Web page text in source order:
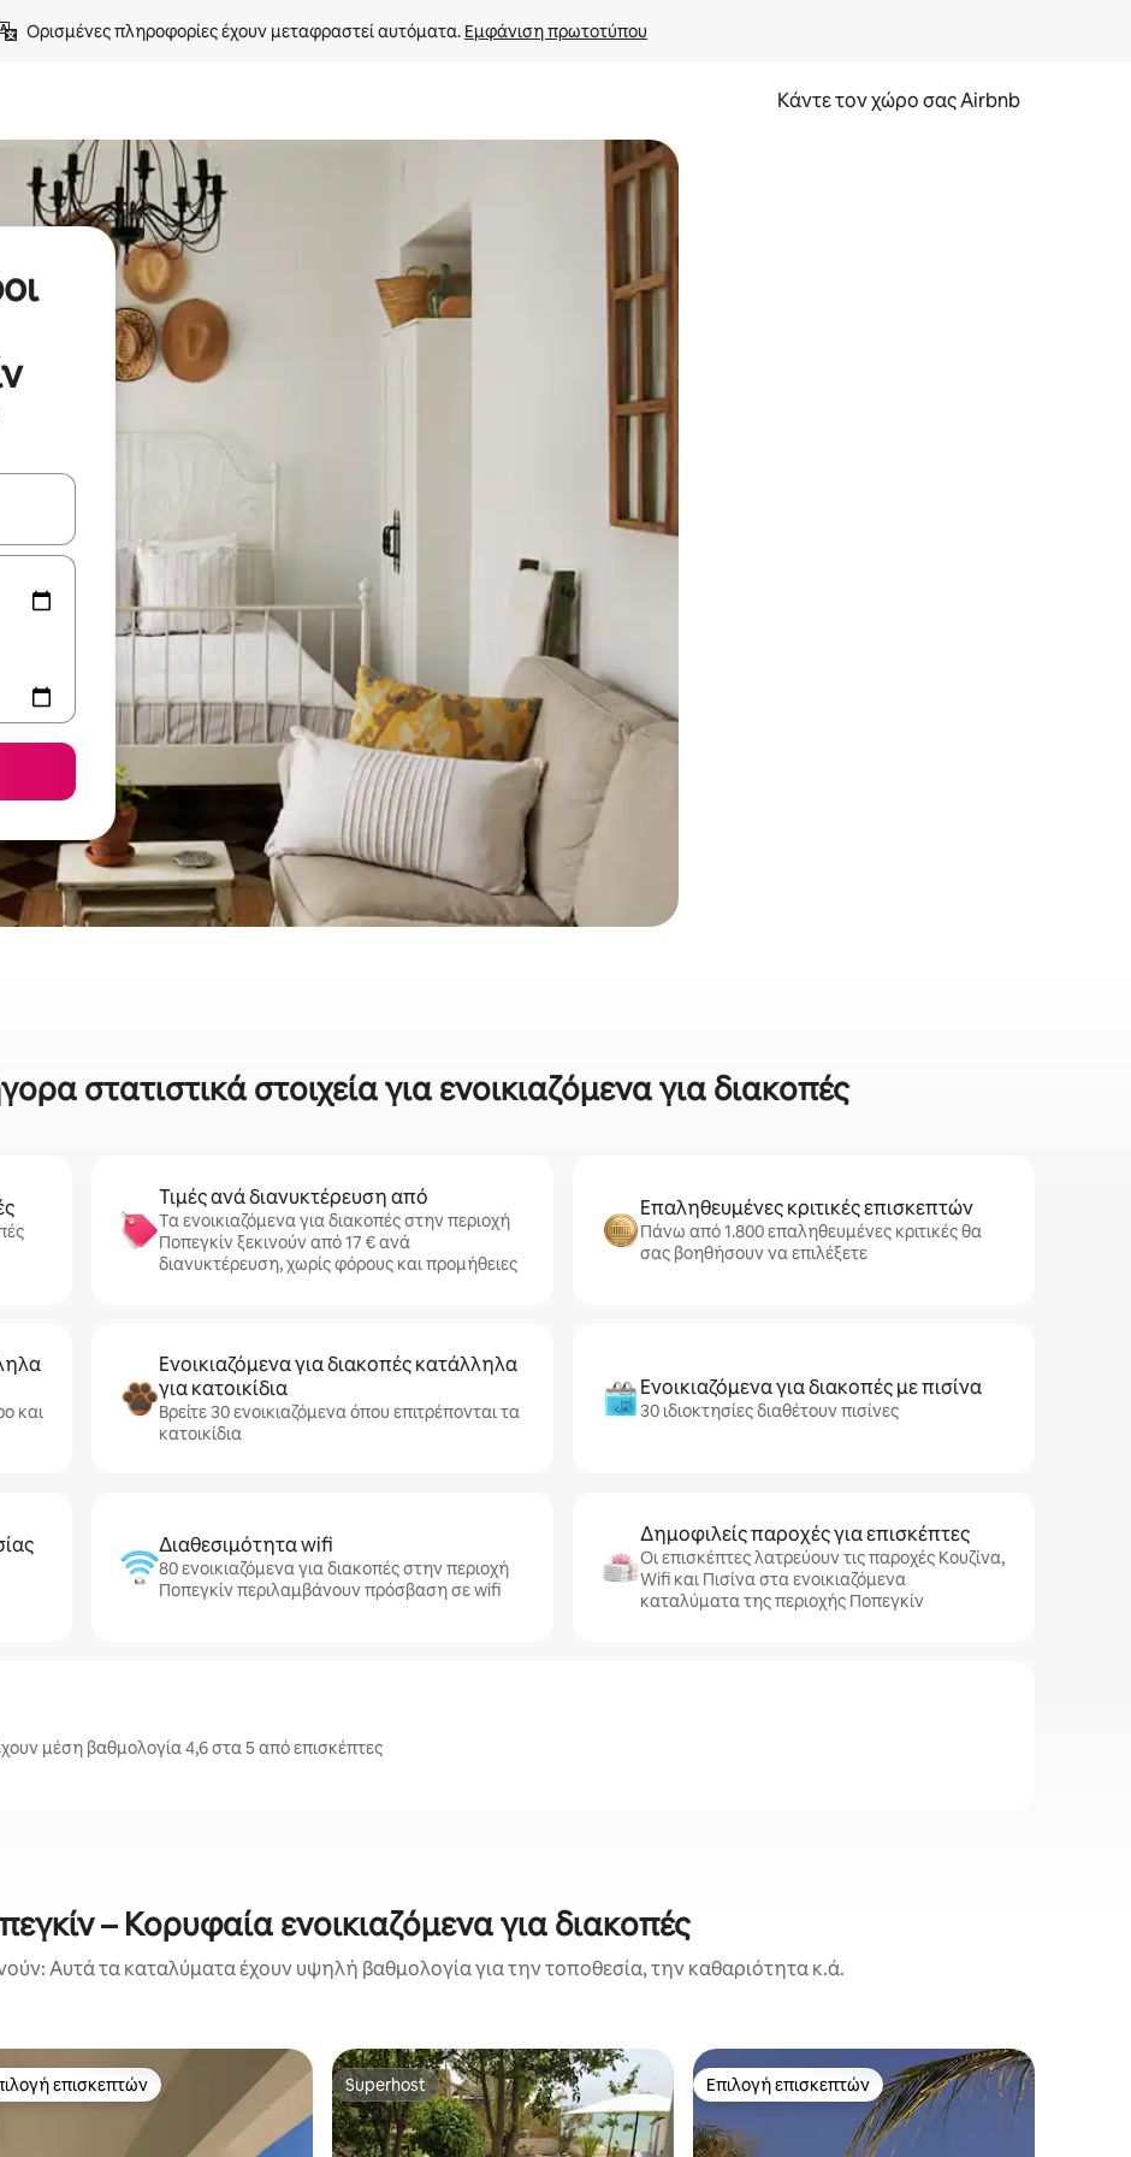
Ορισμένες πληροφορίες έχουν μεταφραστεί αυτόματα. Εμφάνιση πρωτοτύπου
Κάντε τον χώρο σας Airbnb
να πλοηγηθείτε στη σελίδα με τα κουμπιά πάνω και κάτω βέλους, να την εξερευνήσετε με την αφή ή να τη σύρετε με τα δάχτυλα.
στατιστικά στοιχεία για ενοικιαζόμενα για διακοπές
Τιμές ανά διανυκτέρευση από
Τα ενοικιαζόμενα για διακοπές στην περιοχή
Ποπεγκίν ξεκινούν από 17 € ανά
διανυκτέρευση, χωρίς φόρους και προμήθειες
Επαληθευμένες κριτικές επισκεπτών
Πάνω από 1.800 επαληθευμένες κριτικές θα
σας βοηθήσουν να επιλέξετε
και
Ενοικιαζόμενα για διακοπές κατάλληλα
για κατοικίδια
Βρείτε 30 ενοικιαζόμενα όπου επιτρέπονται τα
κατοικίδια
Ενοικιαζόμενα για διακοπές με πισίνα
30 ιδιοκτησίες διαθέτουν πισίνες
Διαθεσιμότητα wifi
80 ενοικιαζόμενα για διακοπές στην περιοχή
Ποπεγκίν περιλαμβάνουν πρόσβαση σε wifi
Δημοφιλείς παροχές για επισκέπτες
Οι επισκέπτες λατρεύουν τις παροχές Κουζίνα,
Wifi και Πισίνα στα ενοικιαζόμενα
καταλύματα της περιοχής Ποπεγκίν
μέση βαθμολογία 4,6 στα 5 από επισκέπτες
– Κορυφαία ενοικιαζόμενα για διακοπές
Αυτά τα καταλύματα έχουν υψηλή βαθμολογία για την τοποθεσία, την καθαριότητα κ.ά.
επισκεπτών
επισκεπτών Superhost
Superhost Επιλογή επισκεπτών
Επιλογή επισκεπτών